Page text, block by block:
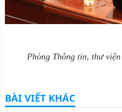
Phòng Thông tin, thư
BÀI VIẾT KHÁC